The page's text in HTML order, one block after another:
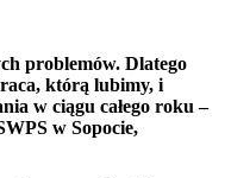
problemów. Dlatego
którą lubimy, i
w ciągu całego roku –
w Sopocie,